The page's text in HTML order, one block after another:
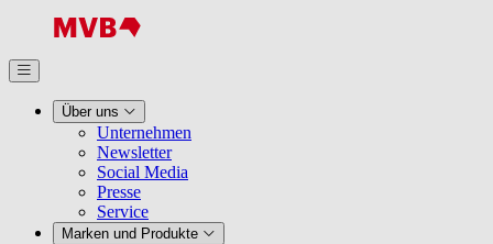
Über uns
Unternehmen
Newsletter
Social Media
Presse
Service
Marken und Produkte